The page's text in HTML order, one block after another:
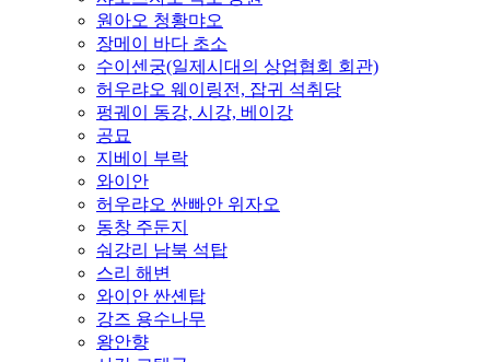
원아오 청황먀오
장메이 바다 초소
수이센궁(일제시대의 상업협회 회관)
허우랴오 웨이링전, 잡귀 석취당
펑궤이 동강, 시강, 베이강
공묘
지베이 부락
와이안
허우랴오 싼빠안 위자오
동창 주둔지
숴강리 남북 석탑
스리 해변
와이안 싼셴탑
강즈 용수나무
왕안향